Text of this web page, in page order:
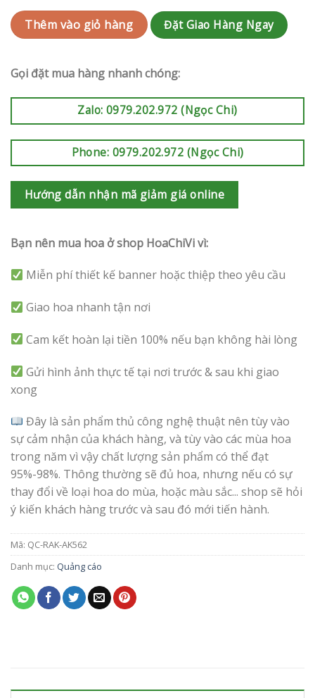
Thêm vào giỏ hàng Đặt Giao Hàng Ngay
Gọi đặt mua hàng nhanh chóng:
Zalo: 0979.202.972 (Ngọc Chi)
Phone: 0979.202.972 (Ngọc Chi)
Hướng dẫn nhận mã giảm giá online
Bạn nên mua hoa ở shop HoaChiVi vì:
Miễn phí thiết kế banner hoặc thiệp theo yêu cầu
Giao hoa nhanh tận nơi
Cam kết hoàn lại tiền 100% nếu bạn không hài lòng
Gửi hình ảnh thực tế tại nơi trước & sau khi giao
xong
Đây là sản phẩm thủ công nghệ thuật nên tùy vào
sự cảm nhận của khách hàng, và tùy vào các mùa hoa
trong năm vì vậy chất lượng sản phẩm có thể đạt
95%-98%. Thông thường sẽ đủ hoa, nhưng nếu có sự
thay đổi về loại hoa do mùa, hoặc màu sắc... shop sẽ hỏi
ý kiến khách hàng trước và sau đó mới tiến hành.
Mã: QC-RAK-AK562
Danh mục: Quảng cáo